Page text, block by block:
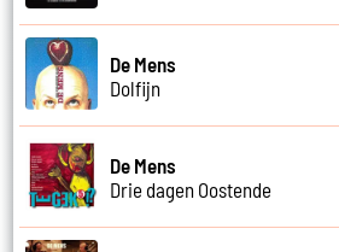
De Mens
Dolfijn
De Mens
Drie dagen Oostende